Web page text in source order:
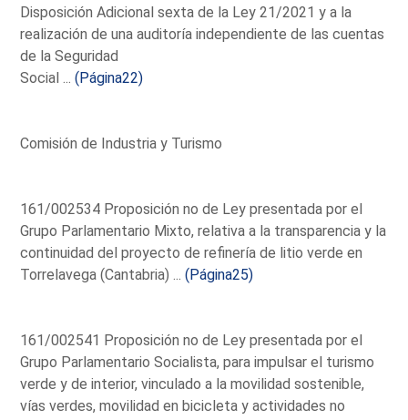
Disposición Adicional sexta de la Ley 21/2021 y a la
realización de una auditoría independiente de las cuentas
de la Seguridad
Social ...(Página22)
Comisión de Industria y Turismo
161/002534 Proposición no de Ley presentada por el
Grupo Parlamentario Mixto, relativa a la transparencia y la
continuidad del proyecto de refinería de litio verde en
Torrelavega (Cantabria) ...(Página25)
161/002541 Proposición no de Ley presentada por el
Grupo Parlamentario Socialista, para impulsar el turismo
verde y de interior, vinculado a la movilidad sostenible,
vías verdes, movilidad en bicicleta y actividades no